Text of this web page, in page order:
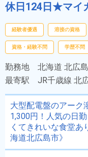
休日124日★マイ
経験者優遇 溶接の資格
資格・経験不問 学歴不問
勤務地 北海道 北広
最寄駅 JR千歳線 北
大型配電盤のアー
1,300円！人気の日
くてきれいな食堂あ
海道北広島市》